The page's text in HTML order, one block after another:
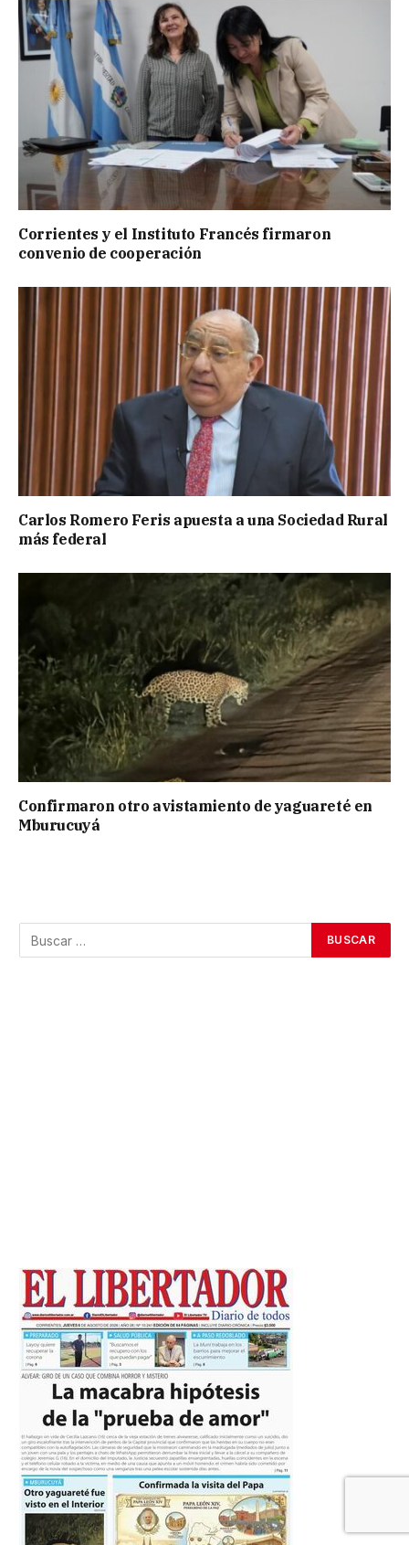
Corrientes y el Instituto Francés firmaron
convenio de cooperación
Carlos Romero Feris apuesta a una Sociedad Rural
más federal
Confirmaron otro avistamiento de yaguareté en
Mburucuyá